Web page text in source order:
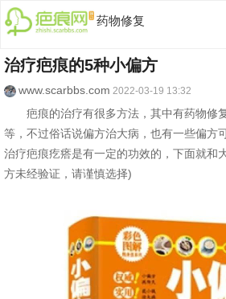
药物修复
治疗疤痕的5种小偏方
www.scarbbs.com 2022-03-19 13:32
疤痕的治疗有很多方法，其中有药物修
等，不过俗话说偏方治大病，也有一些偏方
治疗疤痕疙瘩是有一定的功效的，下面就和
方未经验证，请谨慎选择)